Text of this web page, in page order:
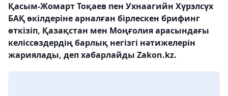
Қасым-Жомарт Тоқаев пен Ухнаагийн Хүрэлсүх
БАҚ өкілдеріне арналған бірлескен брифинг
өткізіп, Қазақстан мен Моңғолия арасындағы
келіссөздердің барлық негізгі нәтижелерін
жариялады, деп хабарлайды Zakon.kz.